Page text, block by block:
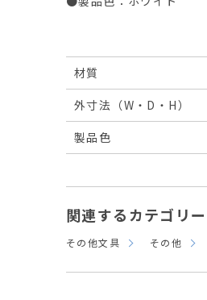
材質
外寸法（W・D・H）
製品色
関連するカテゴリー
その他文具 その他